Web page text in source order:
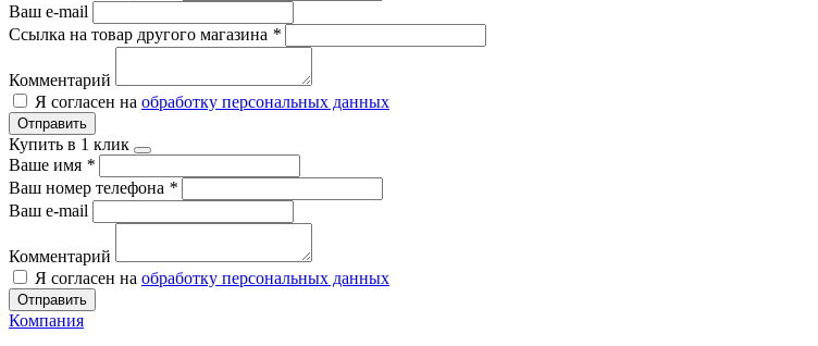
Ваш e-mail
Ссылка на товар другого магазина *
Комментарий
Я согласен на обработку персональных данных
Отправить
Купить в 1 клик
Ваше имя *
Ваш номер телефона *
Ваш e-mail
Комментарий
Я согласен на обработку персональных данных
Отправить
Компания